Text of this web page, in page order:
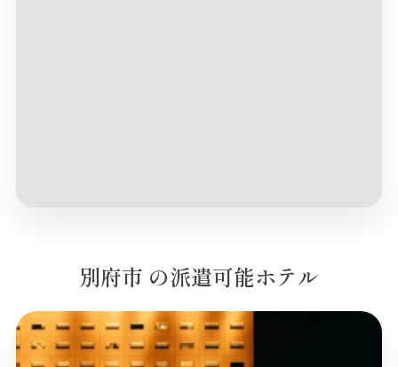
別府市 の派遣可能ホテル